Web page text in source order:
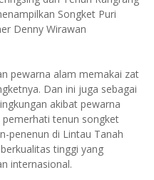
Songket Puri
Denny Wirawan
pewarna alam memakai zat
Dan ini juga sebagai
akibat pewarna
tenun songket
penenun di Lintau Tanah
tinggi yang
internasional.